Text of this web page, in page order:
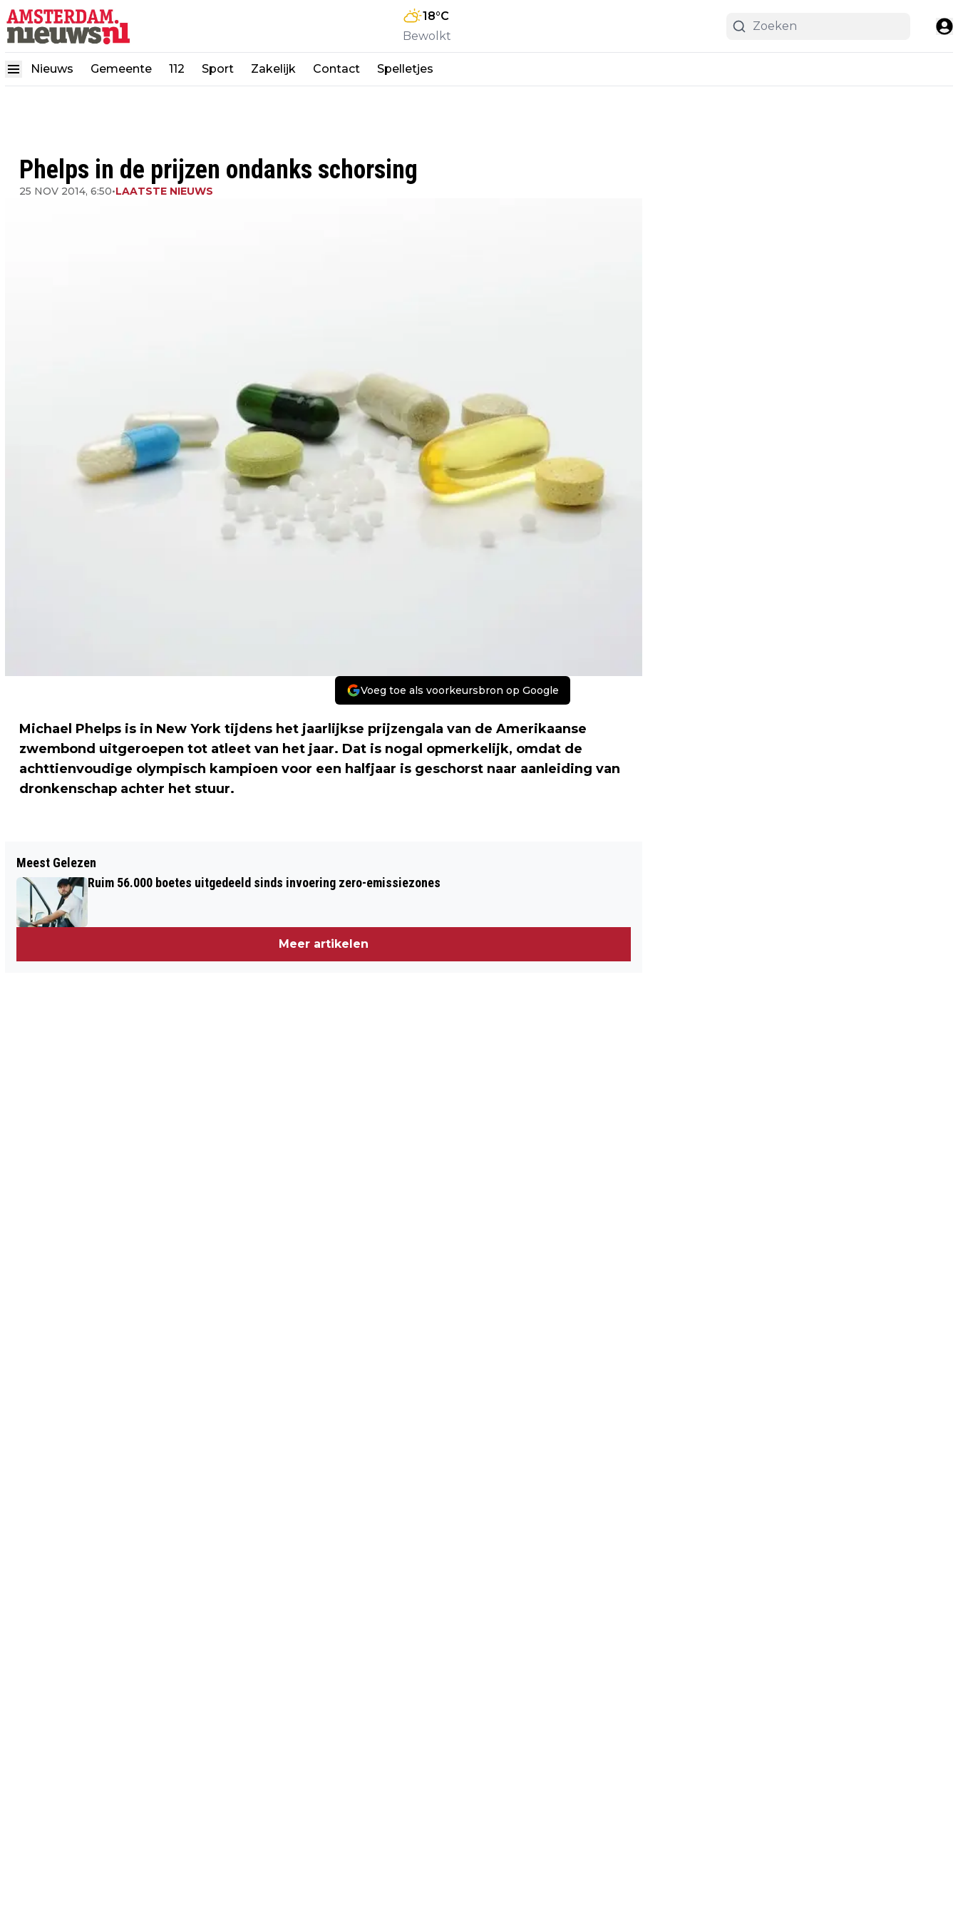
18°C
Bewolkt
Nieuws Gemeente 112 Sport Zakelijk Contact Spelletjes
Phelps in de prijzen ondanks schorsing
25 NOV 2014, 6:50•LAATSTE NIEUWS
Voeg toe als voorkeursbron op Google
Michael Phelps is in New York tijdens het jaarlijkse prijzengala van de Amerikaanse
zwembond uitgeroepen tot atleet van het jaar. Dat is nogal opmerkelijk, omdat de
achttienvoudige olympisch kampioen voor een halfjaar is geschorst naar aanleiding van
dronkenschap achter het stuur.
VRACHTWAGEN RAMT VIADUCT
SCHORSING
Meest Gelezen
Ruim 56.000 boetes uitgedeeld sinds invoering zero-emissiezones
Meer artikelen